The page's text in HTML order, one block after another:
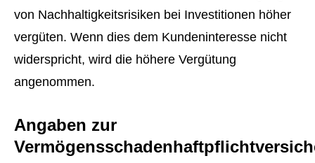
von Nachhaltigkeitsrisiken bei Investitionen höher
vergüten. Wenn dies dem Kundeninteresse nicht
widerspricht, wird die höhere Vergütung
angenommen.
Angaben zur